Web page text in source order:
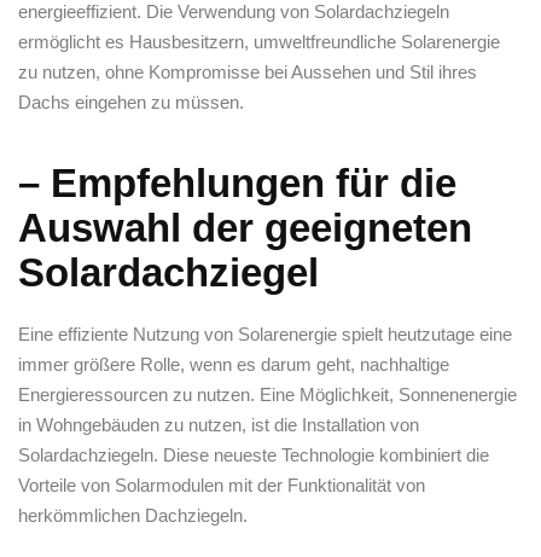
energieeffizient. Die Verwendung von Solardachziegeln
ermöglicht es Hausbesitzern, umweltfreundliche Solarenergie
zu ‌nutzen, ohne Kompromisse bei Aussehen und Stil ‌ihres
Dachs eingehen zu müssen.
– Empfehlungen für ‌die‍
Auswahl der geeigneten
Solardachziegel
Eine effiziente Nutzung von Solarenergie spielt heutzutage eine
immer größere Rolle, wenn es darum geht, nachhaltige
Energieressourcen zu‌ nutzen. Eine Möglichkeit, Sonnenenergie
in Wohngebäuden‌ zu nutzen, ist die Installation von⁣
Solardachziegeln. Diese neueste Technologie kombiniert die
Vorteile von Solarmodulen mit der Funktionalität von
herkömmlichen Dachziegeln.